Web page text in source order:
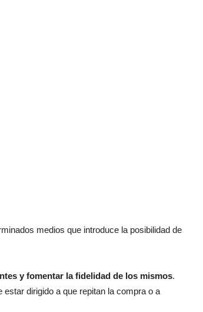
medios que introduce la posibilidad de
y fomentar la fidelidad de los mismos.
dirigido a que repitan la compra o a